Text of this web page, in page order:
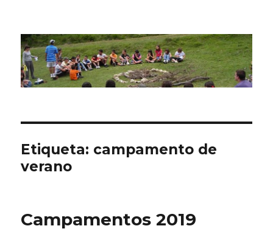
CPN Azterlariak
Etiqueta: campamento de
verano
Campamentos 2019